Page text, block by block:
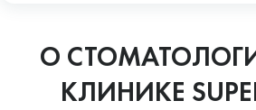
О
КЛИНИКЕ